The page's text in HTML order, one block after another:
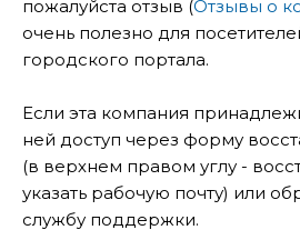
пожалуйста отзыв (Отзывы о
очень полезно для
городского портала.
Если эта компания
ней доступ через форму
(в верхнем правом углу -
указать рабочую почту) или
службу поддержки.